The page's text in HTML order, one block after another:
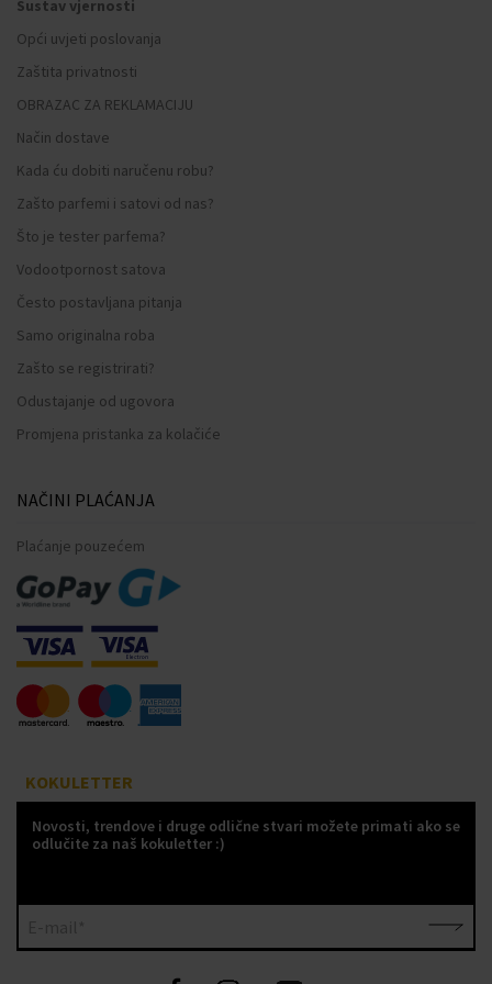
Sustav vjernosti
Opći uvjeti poslovanja
Zaštita privatnosti
OBRAZAC ZA REKLAMACIJU
Način dostave
Kada ću dobiti naručenu robu?
Zašto parfemi i satovi od nas?
Što je tester parfema?
Vodootpornost satova
Često postavljana pitanja
Samo originalna roba
Zašto se registrirati?
Odustajanje od ugovora
Promjena pristanka za kolačiće
NAČINI PLAĆANJA
Plaćanje pouzećem
KOKULETTER
Novosti, trendove i druge odlične stvari možete primati ako se
odlučite za naš kokuletter :)